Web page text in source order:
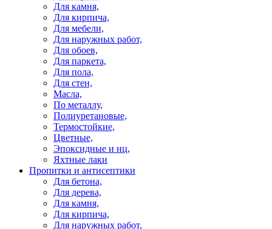
Для камня,
Для кирпича,
Для мебели,
Для наружных работ,
Для обоев,
Для паркета,
Для пола,
Для стен,
Масла,
По металлу,
Полиуретановые,
Термостойкие,
Цветные,
Эпоксидные и нц,
Яхтные лаки
Пропитки и антисептики
Для бетона,
Для дерева,
Для камня,
Для кирпича,
Для наружных работ,